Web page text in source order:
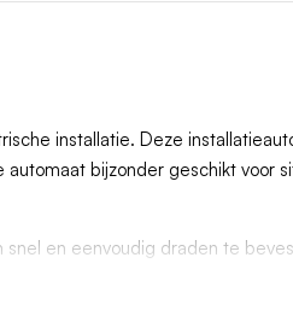
installatie. Deze
bijzonder geschikt voor
en eenvoudig draden te